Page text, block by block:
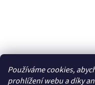
Používáme cookies,
prohlížení webu a díky
Sledovat na